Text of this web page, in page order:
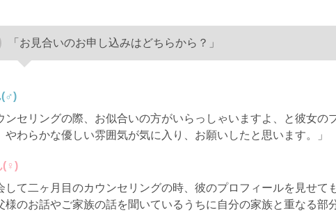
「お見合いのお申し込みはどちらから？」
(♂)
ンセリングの際、お似合いの方がいらっしゃいますよ、と彼女の
やわらかな優しい雰囲気が気に入り、お願いしたと思います。」
(♀)
して二ヶ月目のカウンセリングの時、彼のプロフィールを見せて
様のお話やご家族の話を聞いているうちに自分の家族と重なる部